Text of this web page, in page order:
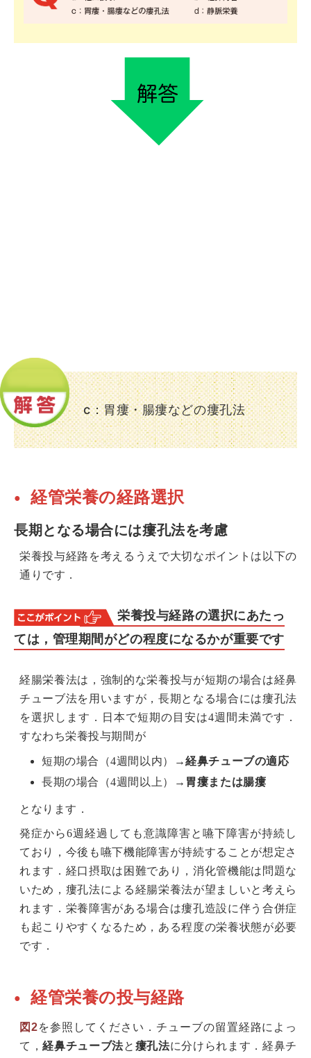
c：胃瘻・腸瘻などの瘻孔法
経管栄養の経路選択
長期となる場合には瘻孔法を考慮
栄養投与経路を考えるうえで大切なポイントは以下の
通りです．
栄養投与経路の選択にあたっ
ては，管理期間がどの程度になるかが重要です
経腸栄養法は，強制的な栄養投与が短期の場合は経鼻
チューブ法を用いますが，長期となる場合には瘻孔法
を選択します．日本で短期の目安は4週間未満です．
すなわち栄養投与期間が
短期の場合（4週間以内）→経鼻チューブの適応
長期の場合（4週間以上）→ 胃瘻または腸瘻
となります．
発症から6週経過しても意識障害と嚥下障害が持続し
ており，今後も嚥下機能障害が持続することが想定さ
れます．経口摂取は困難であり，消化管機能は問題な
いため，瘻孔法による経腸栄養法が望ましいと考えら
れます．栄養障害がある場合は瘻孔造設に伴う合併症
も起こりやすくなるため，ある程度の栄養状態が必要
です．
経管栄養の投与経路
図2を参照してください．チューブの留置経路によっ
て，経鼻チューブ法と 瘻孔法に分けられます．経鼻チ